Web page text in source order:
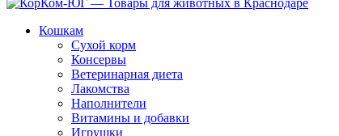
Кошкам
Сухой корм
Консервы
Ветеринарная диета
Лакомства
Наполнители
Витамины и добавки
Игрушки